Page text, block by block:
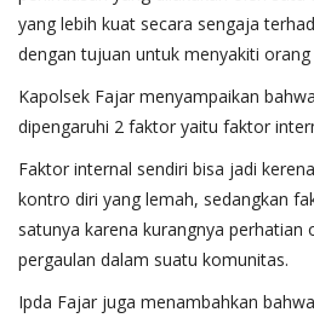
yang lebih kuat secara sengaja
dengan tujuan untuk menyakiti orang
Kapolsek Fajar menyampaikan
dipengaruhi 2 faktor yaitu faktor
Faktor internal sendiri bisa jadi
kontro diri yang lemah, sedangkan
satunya karena kurangnya perhatian
pergaulan dalam suatu komunitas.
Ipda Fajar juga menambahkan